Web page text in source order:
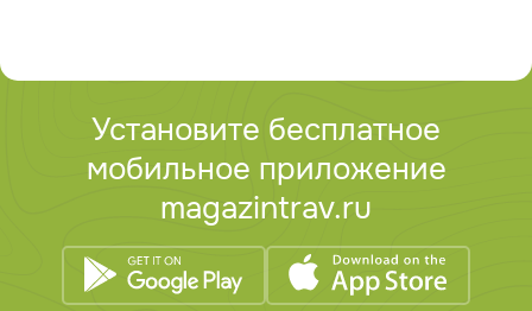
Установите бесплатное
мобильное приложение
magazintrav.ru